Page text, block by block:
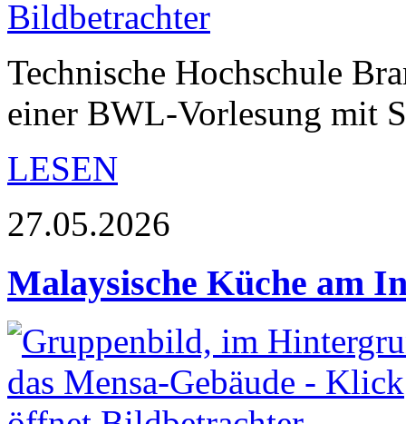
Technische Hochschule
einer BWL-Vorlesung mit
LESEN
27.05.2026
Malaysische Küche am